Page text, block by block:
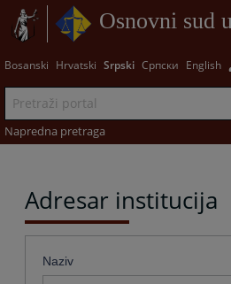
Osnovni sud
Bosanski Hrvatski Srpski Српски English
Napredna pretraga
Adresar institucija
Naziv